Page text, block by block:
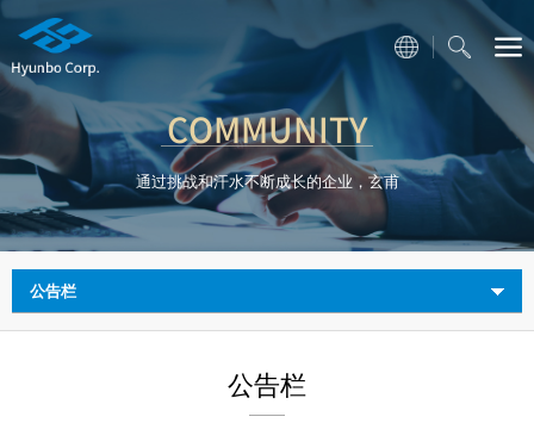
COMMUNITY
通过挑战和汗水不断成长的企业，玄甫
公告栏
公告栏